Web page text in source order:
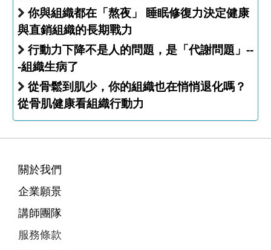
你與組織都在「熬夜」 睡眠修復力決定健康
與直銷組織的長期戰力
行動力下降不是人的問題，是「代謝問題」--
-組織生病了
從骨鬆到肌少，你的組織也在悄悄退化嗎？
從骨肌健康看組織行動力
關於我們
企業願景
講師團隊
服務條款